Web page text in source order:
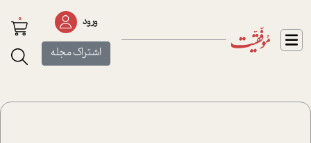
ورود
اشتراک مجله
0